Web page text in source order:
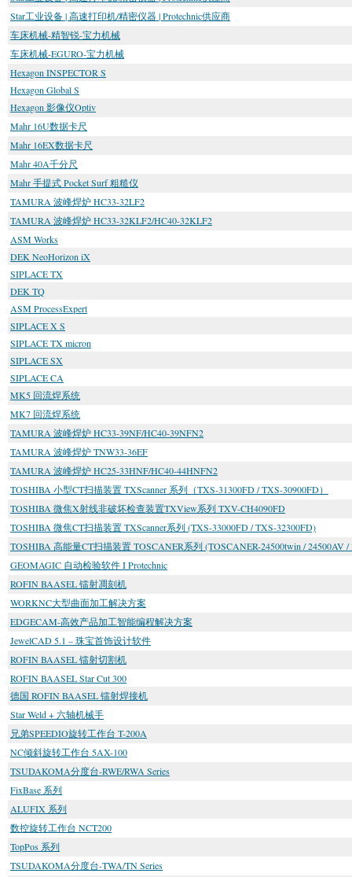
Star工业设备 | 高速打印机/精密仪器 | Protechnic供应商
车床机械-精智锐-宝力机械
车床机械-EGURO-宝力机械
Hexagon INSPECTOR S
Hexagon Global S
Hexagon 影像仪Optiv
Mahr 16U数据卡尺
Mahr 16EX数据卡尺
Mahr 40A千分尺
Mahr 手提式 Pocket Surf 粗糙仪
TAMURA 波峰焊炉 HC33-32LF2
TAMURA 波峰焊炉 HC33-32KLF2/HC40-32KLF2
ASM Works
DEK NeoHorizon iX
SIPLACE TX
DEK TQ
ASM ProcessExpert
SIPLACE X S
SIPLACE TX micron
SIPLACE SX
SIPLACE CA
MK5 回流焊系统
MK7 回流焊系统
TAMURA 波峰焊炉 HC33-39NF/HC40-39NFN2
TAMURA 波峰焊炉 TNW33-36EF
TAMURA 波峰焊炉 HC25-33HNF/HC40-44HNFN2
TOSHIBA 小型CT扫描装置 TXScanner 系列（TXS-31300FD / TXS-30900FD）
TOSHIBA 微焦X射线非破坏检查装置TXView系列 TXV-CH4090FD
TOSHIBA 微焦CT扫描装置 TXScanner系列 (TXS-33000FD / TXS-32300FD)
TOSHIBA 高能量CT扫描装置 TOSCANER系列 (TOSCANER-24500twin / 24500AV /
GEOMAGIC 自动检验软件 I Protechnic
ROFIN BAASEL 镭射凋刻机
WORKNC大型曲面加工解决方案
EDGECAM-高效产品加工智能编程解决方案
JewelCAD 5.1 – 珠宝首饰设计软件
ROFIN BAASEL 镭射切割机
ROFIN BAASEL Star Cut 300
德国 ROFIN BAASEL 镭射焊接机
Star Weld + 六轴机械手
兄弟SPEEDIO旋转工作台 T-200A
NC倾斜旋转工作台 5AX-100
TSUDAKOMA分度台-RWE/RWA Series
FixBase 系列
ALUFIX 系列
数控旋转工作台 NCT200
TopPos 系列
TSUDAKOMA分度台-TWA/TN Series